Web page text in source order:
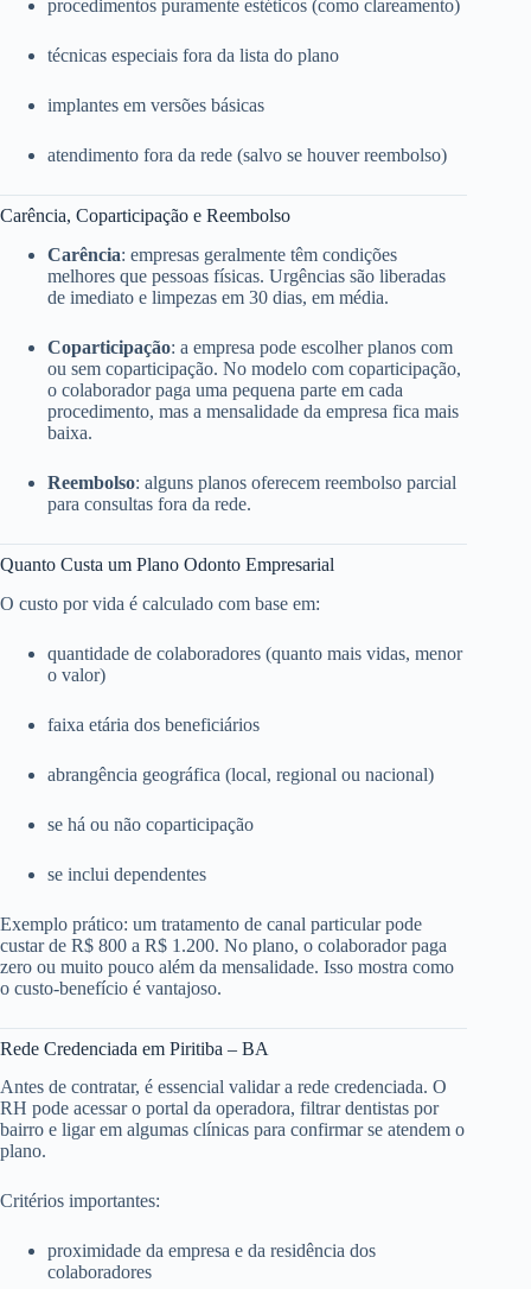
procedimentos puramente estéticos (como clareamento)
técnicas especiais fora da lista do plano
implantes em versões básicas
atendimento fora da rede (salvo se houver reembolso)
Carência, Coparticipação e Reembolso
Carência: empresas geralmente têm condições
melhores que pessoas físicas. Urgências são liberadas
de imediato e limpezas em 30 dias, em média.
Coparticipação: a empresa pode escolher planos com
ou sem coparticipação. No modelo com coparticipação,
o colaborador paga uma pequena parte em cada
procedimento, mas a mensalidade da empresa fica mais
baixa.
Reembolso: alguns planos oferecem reembolso parcial
para consultas fora da rede.
Quanto Custa um Plano Odonto Empresarial
O custo por vida é calculado com base em:
quantidade de colaboradores (quanto mais vidas, menor
o valor)
faixa etária dos beneficiários
abrangência geográfica (local, regional ou nacional)
se há ou não coparticipação
se inclui dependentes
Exemplo prático: um tratamento de canal particular pode
custar de R$ 800 a R$ 1.200. No plano, o colaborador paga
zero ou muito pouco além da mensalidade. Isso mostra como
o custo-benefício é vantajoso.
Rede Credenciada em Piritiba – BA
Antes de contratar, é essencial validar a rede credenciada. O
RH pode acessar o portal da operadora, filtrar dentistas por
bairro e ligar em algumas clínicas para confirmar se atendem o
plano.
Critérios importantes:
proximidade da empresa e da residência dos
colaboradores